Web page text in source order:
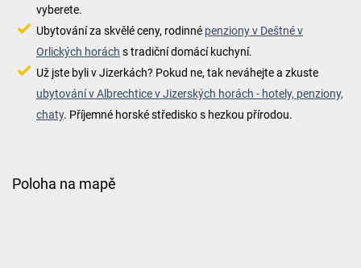
vyberete.
Ubytování za skvělé ceny, rodinné penziony v Deštné v
Orlických horách s tradiční domácí kuchyní.
Už jste byli v Jizerkách? Pokud ne, tak neváhejte a zkuste
ubytování v Albrechtice v Jizerských horách - hotely, penziony,
chaty. Příjemné horské středisko s hezkou přírodou.
Poloha na mapě